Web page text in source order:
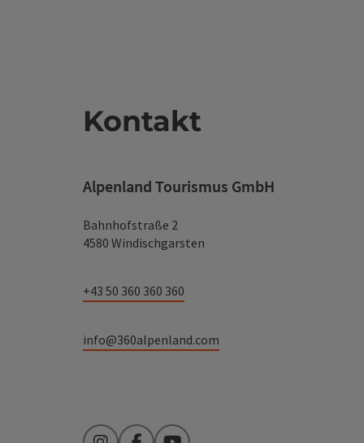
Kontakt
Alpenland Tourismus GmbH
Bahnhofstraße 2
4580 Windischgarsten
+43 50 360 360 360
info@360alpenland.com